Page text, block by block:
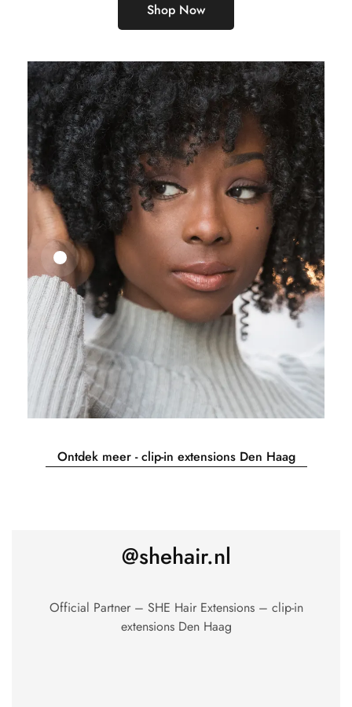
Shop Now
25,41 27,83€
Ontdek meer - clip-in extensions Den Haag
@shehair.nl
Official Partner – SHE Hair Extensions – clip-in
extensions Den Haag